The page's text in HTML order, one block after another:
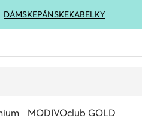
DÁMSKEPÁNSKEKABELKY
MODIVOclub GOLD